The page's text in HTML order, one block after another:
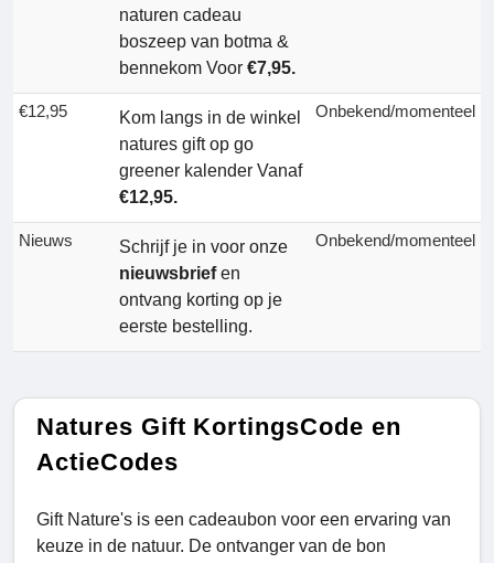
naturen cadeau
boszeep van botma &
bennekom Voor €7,95.
€12,95
Kom langs in de winkel
natures gift op go
greener kalender Vanaf
€12,95.
Onbekend/momenteel
Nieuws
Schrijf je in voor onze
nieuwsbriefen
ontvang korting op je
eerste bestelling.
Onbekend/momenteel
Natures Gift KortingsCode en
ActieCodes
Gift Nature's is een cadeaubon voor een ervaring van
keuze in de natuur. De ontvanger van de bon